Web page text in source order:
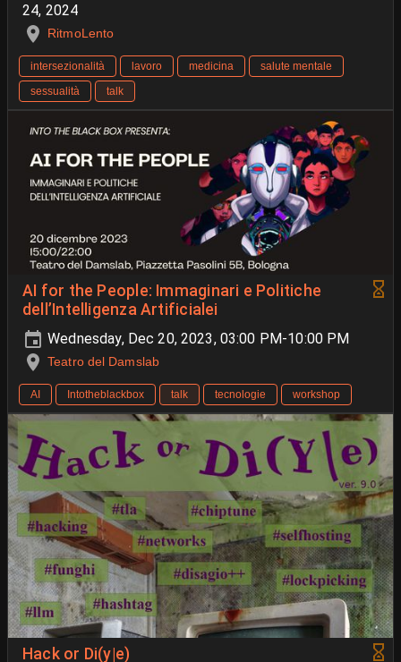
24, 2024
RitmoLento
intersezionalità lavoro medicina
salute mentale
sessualità
talk
AI for the People: Immaginari e Politiche
dell’Intelligenza Artificialei
Wednesday, Dec 20, 2023, 03:00 PM-10:00 PM
Teatro del Damslab
AI Intotheblackbox talk tecnologie workshop
Hack or Di(y|e)